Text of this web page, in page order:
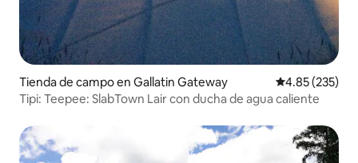
Tienda de campo en Gallatin Gateway Calificación
4.85 (235)
Tipi: Teepee: SlabTown Lair con ducha de agua caliente